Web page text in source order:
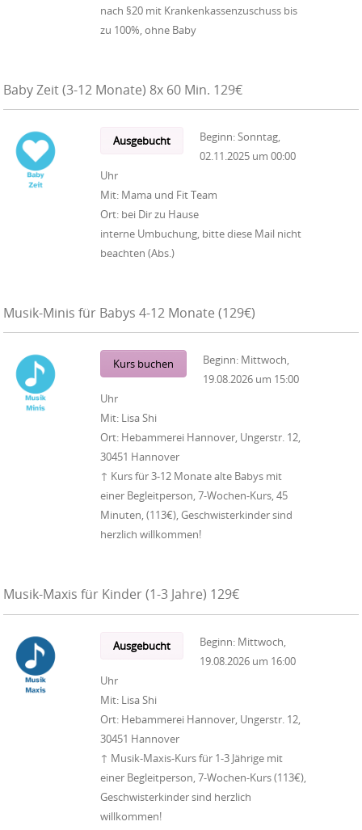
nach §20 mit Krankenkassenzuschuss bis
zu 100%, ohne Baby
Baby Zeit (3-12 Monate) 8x 60 Min. 129€
Ausgebucht Beginn:Sonntag,
02.11.2025 um 00:00
Uhr
Mit: Mama und Fit Team
Ort: bei Dir zu Hause
interne Umbuchung, bitte diese Mail nicht
beachten (Abs.)
Musik-Minis für Babys 4-12 Monate (129€)
Kurs buchen Beginn: Mittwoch,
19.08.2026 um 15:00
Uhr
Mit: Lisa Shi
Ort: Hebammerei Hannover, Ungerstr. 12,
30451 Hannover
↑ Kurs für 3-12 Monate alte Babys mit
einer Begleitperson, 7-Wochen-Kurs, 45
Minuten, (113€), Geschwisterkinder sind
herzlich willkommen!
Musik-Maxis für Kinder (1-3 Jahre) 129€
Ausgebucht Beginn: Mittwoch,
19.08.2026 um 16:00
Uhr
Mit: Lisa Shi
Ort: Hebammerei Hannover, Ungerstr. 12,
30451 Hannover
↑ Musik-Maxis-Kurs für 1-3 Jährige mit
einer Begleitperson, 7-Wochen-Kurs (113€),
Geschwisterkinder sind herzlich
willkommen!